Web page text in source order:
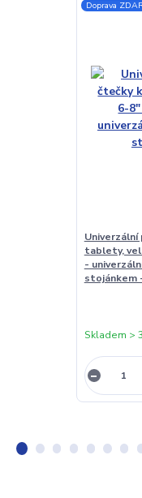
Doprava
tablety,
-
stojánkem
Skladem >